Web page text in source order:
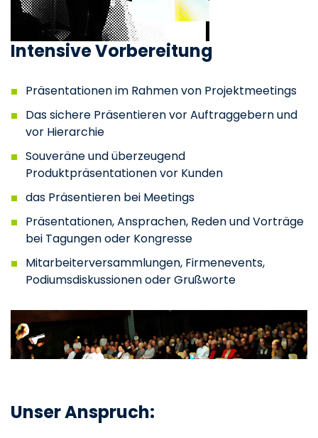
Intensive Vorbereitung
Präsentationen im Rahmen von Projektmeetings
Das sichere Präsentieren vor Auftraggebern und
vor Hierarchie
Souveräne und überzeugend
Produktpräsentationen vor Kunden
das Präsentieren bei Meetings
Präsentationen, Ansprachen, Reden und Vorträge
bei Tagungen oder Kongresse
Mitarbeiterversammlungen, Firmenevents,
Podiumsdiskussionen oder Grußworte
Unser Anspruch: